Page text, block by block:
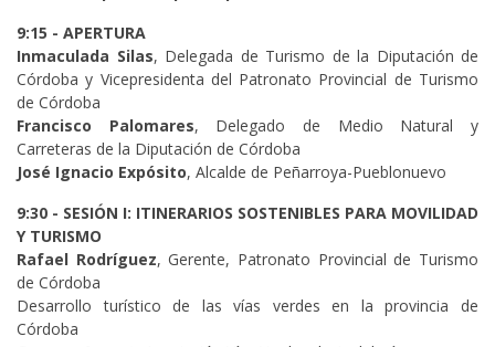
9:15 - APERTURA
Inmaculada Silas, Delegada de Turismo de la Diputación de
Córdoba y Vicepresidenta del Patronato Provincial de Turismo
de Córdoba
Francisco Palomares, Delegado de Medio Natural y
Carreteras de la Diputación de Córdoba
José Ignacio Expósito, Alcalde de Peñarroya-Pueblonuevo
9:30 - SESIÓN I: ITINERARIOS SOSTENIBLES PARA MOVILIDAD
Y TURISMO
Rafael Rodríguez, Gerente, Patronato Provincial de Turismo
de Córdoba
Desarrollo turístico de las vías verdes en la provincia de
Córdoba